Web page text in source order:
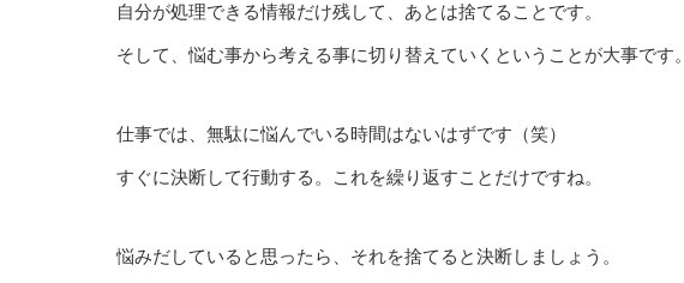
自分が処理できる情報だけ残して、あとは捨てることです。
そして、悩む事から考える事に切り替えていくということが大事です。
仕事では、無駄に悩んでいる時間はないはずです（笑）
すぐに決断して行動する。これを繰り返すことだけですね。
悩みだしていると思ったら、それを捨てると決断しましょう。